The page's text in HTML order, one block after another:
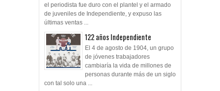
el periodista fue duro con el plantel y el armado
de juveniles de Independiente, y expuso las
últimas ventas ...
122 años Independiente
El 4 de agosto de 1904, un grupo
de jóvenes trabajadores
cambiaría la vida de millones de
personas durante más de un siglo
con tal solo una ...